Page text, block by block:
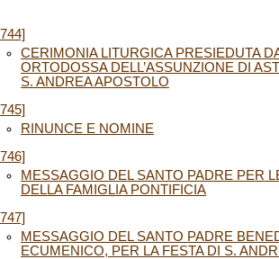
CERIMONIA LITURGICA PRESIEDUTA
ORTODOSSA DELL’ASSUNZIONE DI
S. ANDREA APOSTOLO
RINUNCE E NOMINE
MESSAGGIO DEL SANTO PADRE PER
DELLA FAMIGLIA PONTIFICIA
MESSAGGIO DEL SANTO PADRE
ECUMENICO, PER LA FESTA DI S.